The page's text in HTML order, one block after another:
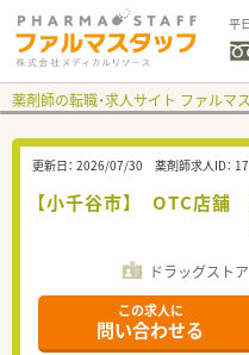
平
薬剤師の転職・求人サイト ファルマ
更新日： 2026/07/30 薬剤師求人ID：
【小千谷市】 OTC店舗
ドラッグストア
この求人に
問い合わせる